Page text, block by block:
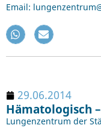
Email:
29.06.2014
Hämatologisch
Lungenzentrum der